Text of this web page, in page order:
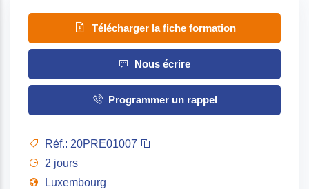
Télécharger la fiche formation
Nous écrire
Programmer un rappel
Réf.: 20PRE01007
2 jours
Luxembourg